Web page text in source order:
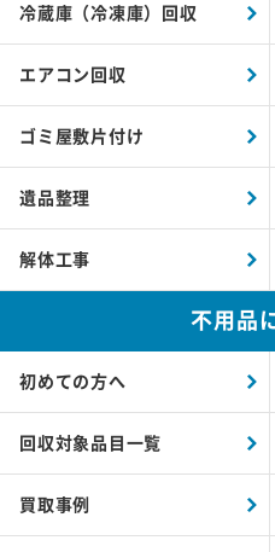
冷蔵庫（冷凍庫）回収
エアコン回収
ゴミ屋敷片付け
遺品整理
解体工事
不用品
初めての方へ
回収対象品目一覧
買取事例